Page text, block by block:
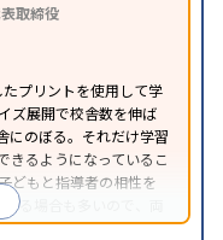
取締役
プリントを使用して学
ズ展開で校舎数を伸ば
にのぼる。それだけ学習
きるようになっているこ
どもと指導者の相性を
る場合も多いので、両